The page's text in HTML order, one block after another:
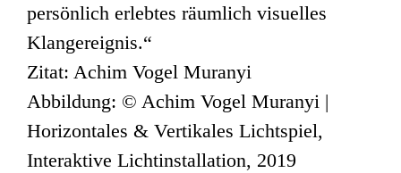
persönlich erlebtes räumlich visuelles
Klangereignis.“
Zitat: Achim Vogel Muranyi
Abbildung: © Achim Vogel Muranyi |
Horizontales & Vertikales Lichtspiel,
Interaktive Lichtinstallation, 2019